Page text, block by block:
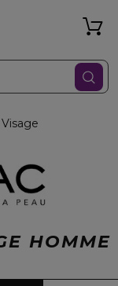
HOMME